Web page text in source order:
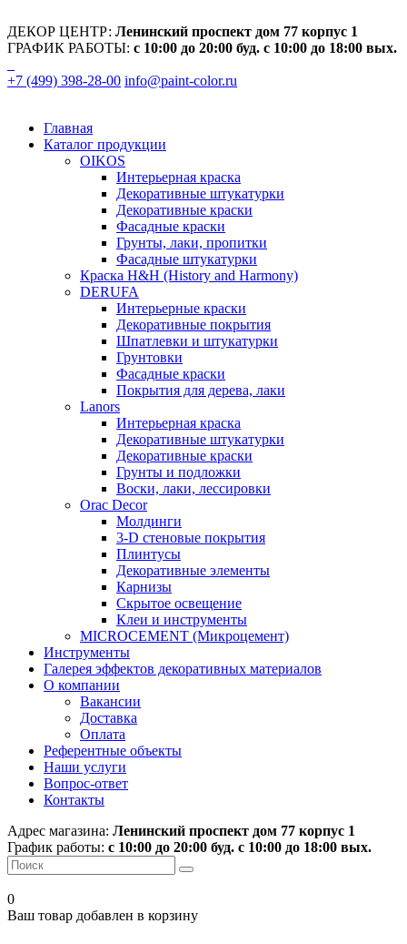
ДЕКОР ЦЕНТР: Ленинский проспект дом 77 корпус 1
ГРАФИК РАБОТЫ: с 10:00 до 20:00 буд. с 10:00 до 18:00 вых.
+7 (499) 398-28-00 info@paint-color.ru
Главная
Каталог продукции
OIKOS
Интерьерная краска
Декоративные штукатурки
Декоративные краски
Фасадные краски
Грунты, лаки, пропитки
Фасадные штукатурки
Краска H&H (History and Harmony)
DERUFA
Интерьерные краски
Декоративные покрытия
Шпатлевки и штукатурки
Грунтовки
Фасадные краски
Покрытия для дерева, лаки
Lanors
Интерьерная краска
Декоративные штукатурки
Декоративные краски
Грунты и подложки
Воски, лаки, лессировки
Orac Decor
Молдинги
3-D стеновые покрытия
Плинтусы
Декоративные элементы
Карнизы
Скрытое освещение
Клеи и инструменты
MICROCEMENT (Микроцемент)
Инструменты
Галерея эффектов декоративных материалов
О компании
Вакансии
Доставка
Оплата
Референтные объекты
Наши услуги
Вопрос-ответ
Контакты
Адрес магазина: Ленинский проспект дом 77 корпус 1
График работы: с 10:00 до 20:00 буд. с 10:00 до 18:00 вых.
0
Ваш товар добавлен в корзину